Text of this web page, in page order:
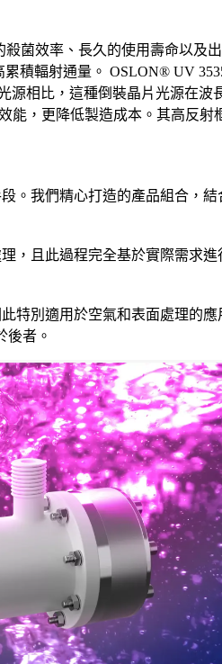
菌效率、長久的使用壽命以及
積輻射通量。 OSLON® UV
相比，這種倒裝晶片光源在
，更降低製造成本。其高反
我們精心打造的產品組合，
且此過程完全基於實際需求
別適用於空氣和表面處理的
後者。